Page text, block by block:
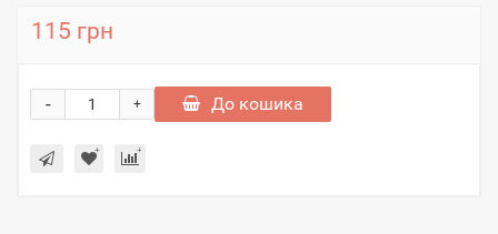
115 грн
+
- До кошика